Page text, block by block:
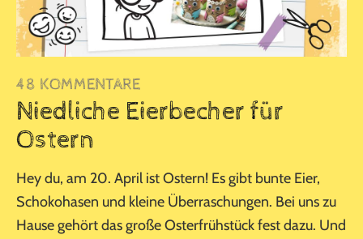
48 KOMMENTARE
Niedliche Eierbecher für
Ostern
Hey du, am 20. April ist Ostern! Es gibt bunte Eier,
Schokohasen und kleine Überraschungen. Bei uns zu
Hause gehört das große Osterfrühstück fest dazu. Und